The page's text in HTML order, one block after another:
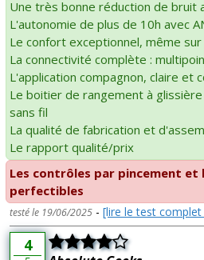
Une très bonne réduction de bruit
L'autonomie de plus de 10h avec
Le confort exceptionnel, même
La connectivité complète :
L'application compagnon, claire et
Le boitier de rangement à
sans fil
La qualité de fabrication et
Le rapport qualité/prix
Les contrôles par pincement
perfectibles
testé le 19/06/2025 - [lire le test
4